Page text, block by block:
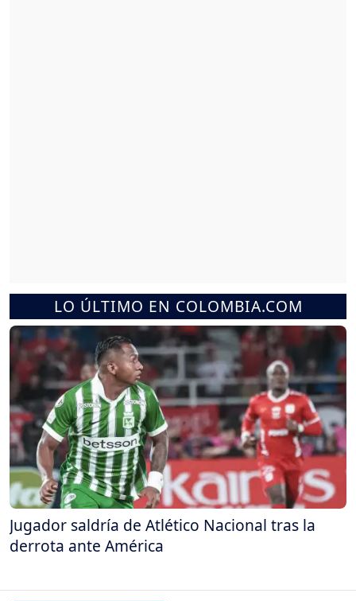
LO ÚLTIMO EN COLOMBIA.COM
Jugador saldría de Atlético Nacional tras la
derrota ante América